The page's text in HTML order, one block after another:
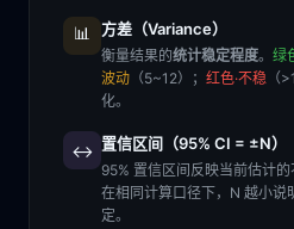
📊 方差（Variance）
衡量结果的统计稳定程度。 绿
波动 （5~12）； 红色·不稳 （
化。
↔️ 置信区间（95% CI = ±N）
95% 置信区间反映当前估计
在相同计算口径下，N 越小说
定。